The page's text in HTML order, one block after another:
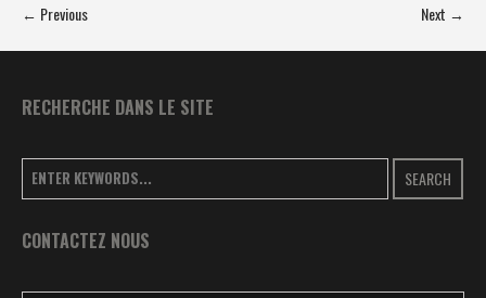
← Previous Next →
RECHERCHE DANS LE SITE
SEARCH
CONTACTEZ NOUS